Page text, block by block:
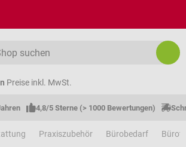
Preise inkl. MwSt.
4,8/5 Sterne (> 1000 Bewertungen)
Praxiszubehör Bürobedarf